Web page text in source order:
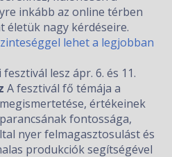
inkább az online térben
életük nagy kérdéseire.
lehet a legjobban
lesz ápr. 6. és 11.
A fesztivál fő témája a
értékeinek
fontossága,
nyer felmagasztosulást és
produkciók segítségével